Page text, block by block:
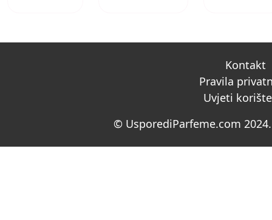
Kontakt
Pravila
Uvjeti
© UsporediParfeme.com